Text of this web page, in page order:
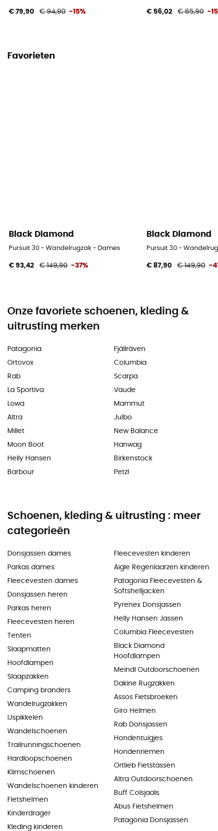
€ 79,90 € 94,90 -15% € 56,02 € 65,90 -
Favorieten
Black Diamond
Pursuit 30 - Wandelrugzak - Dames
€ 93,42 € 149,90 -37%
Black Diamond
Pursuit 30 -
€ 87,90 € 149,90 -
Onze favoriete schoenen, kleding &
uitrusting merken
Patagonia
Ortovox
Rab
La Sportiva
Lowa
Altra
Millet
Moon Boot
Helly Hansen
Barbour
Fjällräven
Columbia
Scarpa
Vaude
Mammut
Julbo
New Balance
Hanwag
Birkenstock
Petzl
Schoenen, kleding & uitrusting : meer
categorieën
Donsjassen dames
Parkas dames
Fleecevesten dames
Donsjassen heren
Parkas heren
Fleecevesten heren
Tenten
Slaapmatten
Hoofdlampen
Slaapzakken
Camping branders
Wandelrugzakken
IJspikkelen
Wandelschoenen
Trailrunningschoenen
Hardloopschoenen
Klimschoenen
Wandelschoenen kinderen
Fietshelmen
Kinderdrager
Kleding kinderen
Fleecevesten kinderen
Aigle Regenlaarzen kinderen
Patagonia Fleecevesten &
Softshelljacken
Pyrenex Donsjassen
Helly Hansen Jassen
Columbia Fleecevesten
Black Diamond
Hoofdlampen
Meindl Outdoorschoenen
Dakine Rugzakken
Assos Fietsbroeken
Giro Helmen
Rab Donsjassen
Hondentuigjes
Hondenriemen
Ortlieb Fietstassen
Altra Outdoorschoenen
Buff Colsjaals
Abus Fietshelmen
Patagonia Donsjassen